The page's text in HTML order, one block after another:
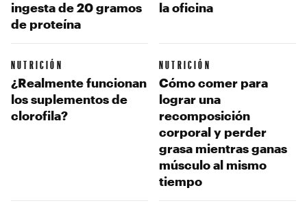
ingesta de 20 gramos
de proteína
la oficina
NUTRICIÓN
¿Realmente funcionan
los suplementos de
clorofila?
NUTRICIÓN
Cómo comer para
lograr una
recomposición
corporal y perder
grasa mientras ganas
músculo al mismo
tiempo